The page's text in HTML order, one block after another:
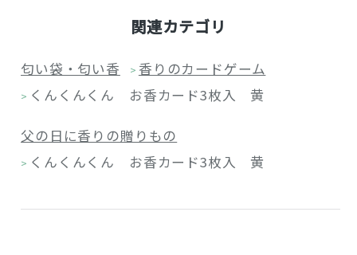
関連カテゴリ
匂い袋・匂い香 > 香りのカードゲーム
> くんくんくん お香カード3枚入 黄
父の日に香りの贈りもの
> くんくんくん お香カード3枚入 黄